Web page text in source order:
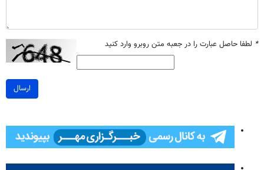
* لطفا حاصل عبارت را در جعبه متن روبرو وارد کنید
ارسال